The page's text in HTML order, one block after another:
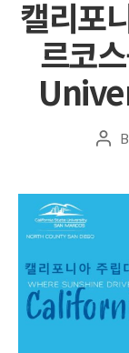
캘리포
르코